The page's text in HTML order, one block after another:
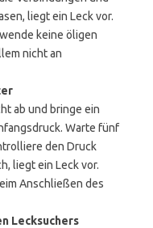
liegt ein Leck vor.
keine öligen
nicht an
ab und bringe ein
Warte fünf
den Druck
liegt ein Leck vor.
Anschließen des
Lecksuchers